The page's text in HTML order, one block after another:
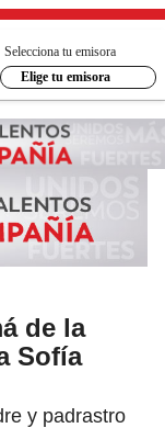
Selecciona tu emisora
Elige tu emisora
de la
Sofía
y padrastro